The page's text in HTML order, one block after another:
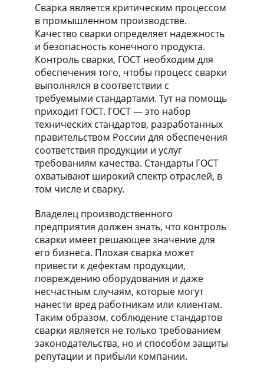
Сварка является критическим процессом
в промышленном производстве.
Качество сварки определяет надежность
и безопасность конечного продукта.
Контроль сварки, ГОСТ необходим для
обеспечения того, чтобы процесс сварки
выполнялся в соответствии с
требуемыми стандартами. Тут на помощь
приходит ГОСТ. ГОСТ — это набор
технических стандартов, разработанных
правительством России для обеспечения
соответствия продукции и услуг
требованиям качества. Стандарты ГОСТ
охватывают широкий спектр отраслей, в
том числе и сварку.
Владелец производственного
предприятия должен знать, что контроль
сварки имеет решающее значение для
его бизнеса. Плохая сварка может
привести к дефектам продукции,
повреждению оборудования и даже
несчастным случаям, которые могут
нанести вред работникам или клиентам.
Таким образом, соблюдение стандартов
сварки является не только требованием
законодательства, но и способом защиты
репутации и прибыли компании.